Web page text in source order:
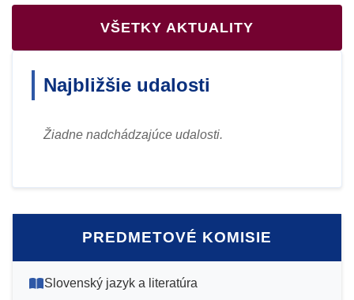
VŠETKY AKTUALITY
Najbližšie udalosti
Žiadne nadchádzajúce udalosti.
PREDMETOVÉ KOMISIE
Slovenský jazyk a literatúra